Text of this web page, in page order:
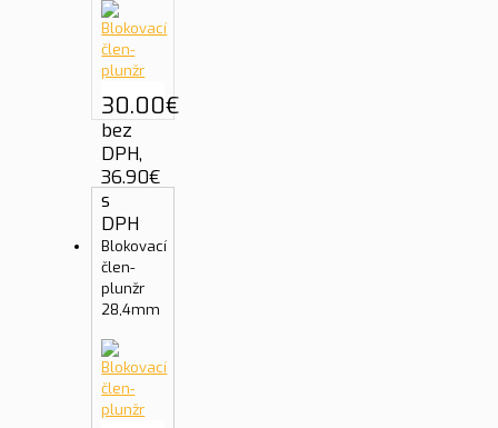
30.00€
bez
DPH,
36.90€
s
DPH
Blokovací
člen-
plunžr
28,4mm